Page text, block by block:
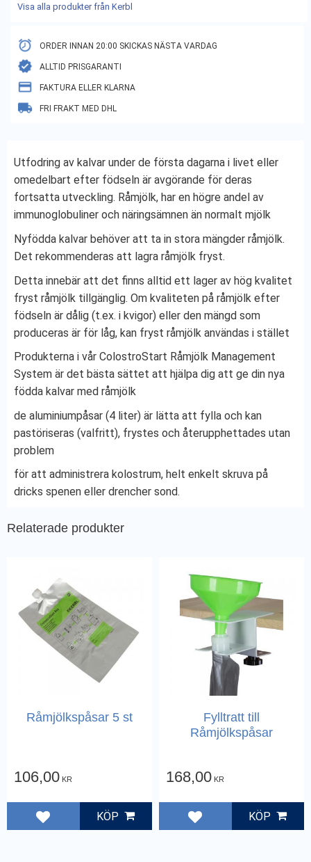
Visa alla produkter från Kerbl
ORDER INNAN 20:00 SKICKAS NÄSTA VARDAG
ALLTID PRISGARANTI
FAKTURA ELLER KLARNA
FRI FRAKT MED DHL
Utfodring av kalvar under de första dagarna i livet eller
omedelbart efter födseln är avgörande för deras
fortsatta utveckling. Råmjölk, har en högre andel av
immunoglobuliner och näringsämnen än normalt mjölk
Nyfödda kalvar behöver att ta in stora mängder råmjölk.
Det rekommenderas att lagra råmjölk fryst.
Detta innebär att det finns alltid ett lager av hög kvalitet
fryst råmjölk tillgänglig. Om kvaliteten på råmjölk efter
födseln är dålig (t.ex. i kvigor) eller den mängd som
produceras är för låg, kan fryst råmjölk användas i stället
Produkterna i vår ColostroStart Råmjölk Management
System är det bästa sättet att hjälpa dig att ge din nya
födda kalvar med råmjölk
de aluminiumpåsar (4 liter) är lätta att fylla och kan
pastöriseras (valfritt), frystes och återupphettades utan
problem
för att administrera kolostrum, helt enkelt skruva på
dricks spenen eller drencher sond.
Relaterade produkter
Råmjölkspåsar 5 st
106,00 KR
Lägg till i favoriter
KÖP
Fylltratt till
Råmjölkspåsar
168,00 KR
Lägg till i favoriter
KÖP